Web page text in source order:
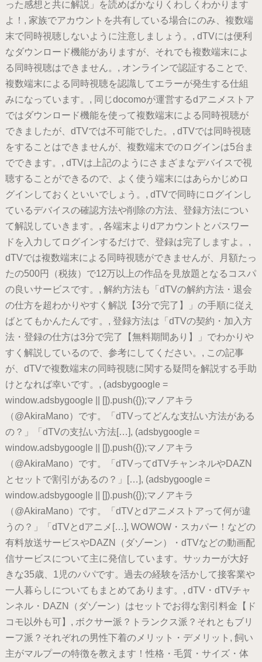
った感想と共に解説」を読めばかなりくわしくわかります
よ！, 家族でアカウントを共有している場合にのみ、複数端
末で同時視聴しないように注意しましょう。, dTVには便利
なダウンロード機能がありますが、それでも複数端末によ
る同時視聴はできません。, オンラインで認証することで、
複数端末による同時視聴を認識してエラーが発生する仕組
みになっています。, 同じdocomoが運営するdアニメストア
ではダウンロード機能を使って複数端末による同時視聴が
できましたが、dTVでは不可能でした。, dTVでは同時視聴
をすることはできませんが、複数端末でのログインは5台ま
でできます。, dTVは上記のようにさまざまなデバイスで視
聴することができるので、よく使う端末にはあらかじめロ
グインしておくといいでしょう。, dTVで同時にログインし
ているデバイスの確認方法や削除の方法、登録方法につい
て解説していきます。, 各端末よりdアカウントとパスワー
ドを入力してログインするだけで、登録は完了しますよ。,
dTVでは複数端末による同時視聴ができませんが、月額たっ
たの500円（税抜）で12万以上の作品を見放題となるコスパ
の良いサービスです。, 解約方法も「dTVの解約方法・退会
の仕方を超わかりやすく解説【3分で完了】」の手順に従え
ばとてもかんたんです。, 登録方法は「dTVの契約・加入方
法・登録の仕方は3分で完了【無料期間あり】」でわかりや
すく解説しているので、参考にしてください。, この記事
が、dTVで複数端末の同時視聴に関する疑問を解説する手助
けとなれば幸いです。, (adsbygoogle =
window.adsbygoogle || []).push({});マノアキラ
（@AkiraMano）です。「dTVってどんな支払い方法がある
の？」「dTVの支払い方法[…], (adsbygoogle =
window.adsbygoogle || []).push({});マノアキラ
（@AkiraMano）です。「dTVってdTVチャンネルやDAZN
とセットで割引があるの？」[…], (adsbygoogle =
window.adsbygoogle || []).push({});マノアキラ
（@AkiraMano）です。「dTVとdアニメストアって何が違
うの？」「dTVとdアニメ[…], WOWOW・スカパー！などの
有料放送サービスやDAZN（ダゾーン）・dTVなどの動画配
信サービスについて主に発信しています。サッカーが大好
きな35歳、1児のパパです。過去の経験を活かして接客業や
一人暮らしについてもまとめてあります。, dTV・dTVチャ
ンネル・DAZN（ダゾーン）はセットでお得な割引料金【ド
コモ以外も可】, ボクサー派？トランクス派？それともブリ
ーフ派？それぞれの男性下着のメリット・デメリット, 飼い
主がマルプーの特徴を教えます！性格・毛質・サイズ・体